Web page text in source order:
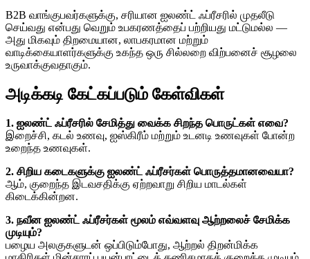
B2B வாங்குபவர்களுக்கு, சரியான ஐலண்ட் ஃப்ரீசரில் முதலீடு
செய்வது என்பது வெறும் உபகரணத்தைப் பற்றியது மட்டுமல்ல —
அது மிகவும் திறமையான, லாபகரமான மற்றும்
வாடிக்கையாளர்களுக்கு உகந்த ஒரு சில்லறை விற்பனைச் சூழலை
உருவாக்குவதாகும்.
அடிக்கடி கேட்கப்படும் கேள்விகள்
1. ஐலண்ட் ஃப்ரீசரில் சேமித்து வைக்க சிறந்த பொருட்கள் எவை?
இறைச்சி, கடல் உணவு, ஐஸ்கிரீம் மற்றும் உடனடி உணவுகள் போன்ற
உறைந்த உணவுகள்.
2. சிறிய கடைகளுக்கு ஐலண்ட் ஃப்ரீசர்கள் பொருத்தமானவையா?
ஆம், குறைந்த இடவசதிக்கு ஏற்றவாறு சிறிய மாடல்கள்
கிடைக்கின்றன.
3. நவீன ஐலண்ட் ஃப்ரீசர்கள் மூலம் எவ்வளவு ஆற்றலைச் சேமிக்க
முடியும்?
பழைய அலகுகளுடன் ஒப்பிடும்போது, ​​ஆற்றல் திறன்மிக்க